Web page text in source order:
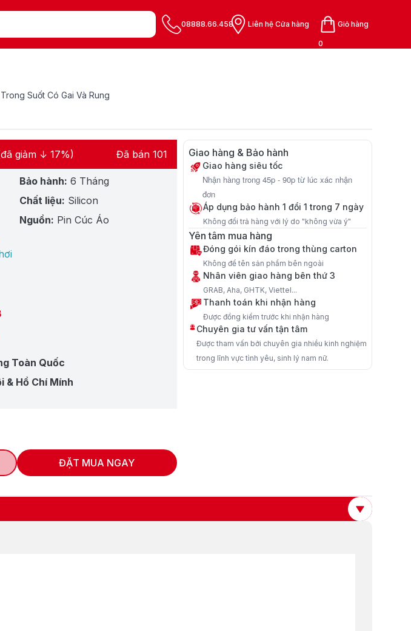
08888.66.458 Liên hệ Cửa hàng
0
Giỏ hàng
Suốt Có Gai Và Rung
giảm ↓ 17%) Đã bán 101
Bảo hành: 6 Tháng
Chất liệu: Silicon
Nguồn: Pin Cúc Áo
Toàn Quốc
& Hồ Chí Mính
ĐẶT MUA NGAY
Giao hàng & Bảo hành
Giao hàng siêu tốc
Nhận hàng trong 45p - 90p từ lúc xác nhận
đơn
Áp dụng bảo hành 1 đổi 1 trong 7 ngày
Không đổi trả hàng với lý do "không vừa ý"
Yên tâm mua hàng
Đóng gói kín đáo trong thùng carton
Không để tên sản phẩm bên ngoài
Nhân viên giao hàng bên thứ 3
GRAB, Aha, GHTK, Viettel...
Thanh toán khi nhận hàng
Được đồng kiểm trước khi nhận hàng
Chuyên gia tư vấn tận tâm
Được tham vấn bởi chuyên gia nhiều kinh nghiệm
trong lĩnh vực tình yêu, sinh lý nam nữ.